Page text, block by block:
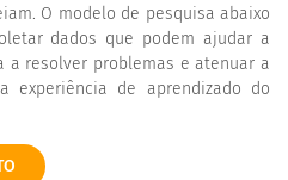
O modelo de pesquisa abaixo
dados que podem ajudar a
a resolver problemas e atenuar a
experiência de aprendizado do